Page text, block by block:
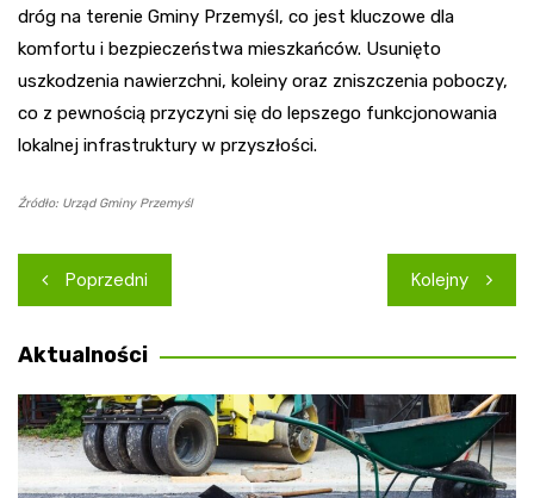
dróg na terenie Gminy Przemyśl, co jest kluczowe dla
komfortu i bezpieczeństwa mieszkańców. Usunięto
uszkodzenia nawierzchni, koleiny oraz zniszczenia poboczy,
co z pewnością przyczyni się do lepszego funkcjonowania
lokalnej infrastruktury w przyszłości.
Źródło: Urząd Gminy Przemyśl
Nawigacja
wpisu
Poprzedni Kolejny
Aktualności